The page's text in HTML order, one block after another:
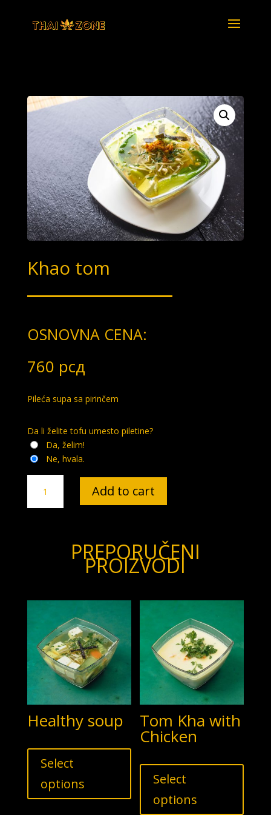
Khao tom
OSNOVNA CENA:
760 рсд
Pileća supa sa pirinčem
Da li želite tofu umesto piletine?
Da, želim!
Ne, hvala.
quantity
Add to cart
PREPORUČENI
PROIZVODI
Healthy soup
Select
options
Tom Kha with
Chicken
Select
options